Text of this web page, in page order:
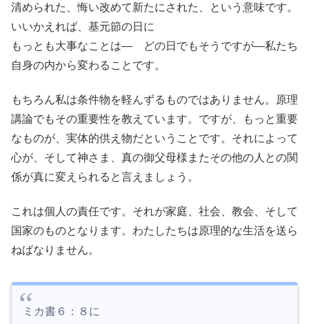
清められた、悔い改めて新たにされた、という意味です。
いいかえれば、基元節の日に
もっとも大事なことは― どの日でもそうですが―私たち
自身の内から変わることです。
もちろん私は条件物を軽んずるものではありません。原理
講論でもその重要性を教えています。ですが、もっと重要
なものが、実体的供え物だということです。それによって
心が、そして神さま、真の御父母様またその他の人との関
係が真に変えられると言えましょう。
これは個人の責任です。それが家庭、社会、教会、そして
国家のものとなります。わたしたちは原理的な生活を送ら
ねばなりません。
ミカ書６：８に